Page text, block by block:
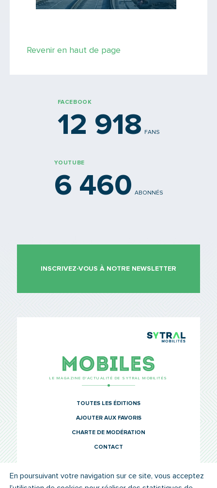
Revenir en haut de page
FACEBOOK
12 918 FANS
YOUTUBE
6 460 ABONNÉS
INSCRIVEZ-VOUS À NOTRE NEWSLETTER
LE MAGAZINE D’ACTUALITÉ DE SYTRAL MOBILITÉS
TOUTES LES ÉDITIONS
AJOUTER AUX FAVORIS
CHARTE DE MODÉRATION
CONTACT
En poursuivant votre navigation sur ce site, vous acceptez